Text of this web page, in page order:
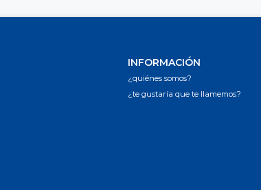
INFORMACIÓN
¿quiénes somos?
¿te gustaría que te llamemos?